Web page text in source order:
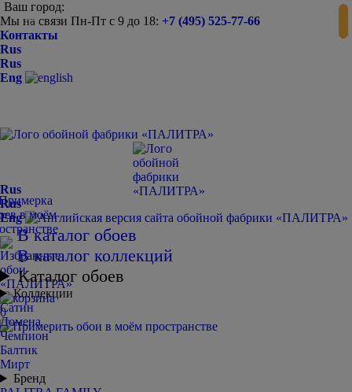
Ваш город:
Мы на связи Пн-Пт с 9 до 18: +7 (495) 525-77-66
Контакты
Rus
Rus
Eng
0
Rus
Rus
Eng
В каталог обоев
В каталог коллекций
Каталог обоев
Коллекции
Сатин
Домена
Чемпион
Балтик
Мирт
Бренд
-